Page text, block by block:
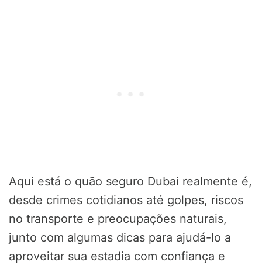
Aqui está o quão seguro Dubai realmente é,
desde crimes cotidianos até golpes, riscos
no transporte e preocupações naturais,
junto com algumas dicas para ajudá-lo a
aproveitar sua estadia com confiança e